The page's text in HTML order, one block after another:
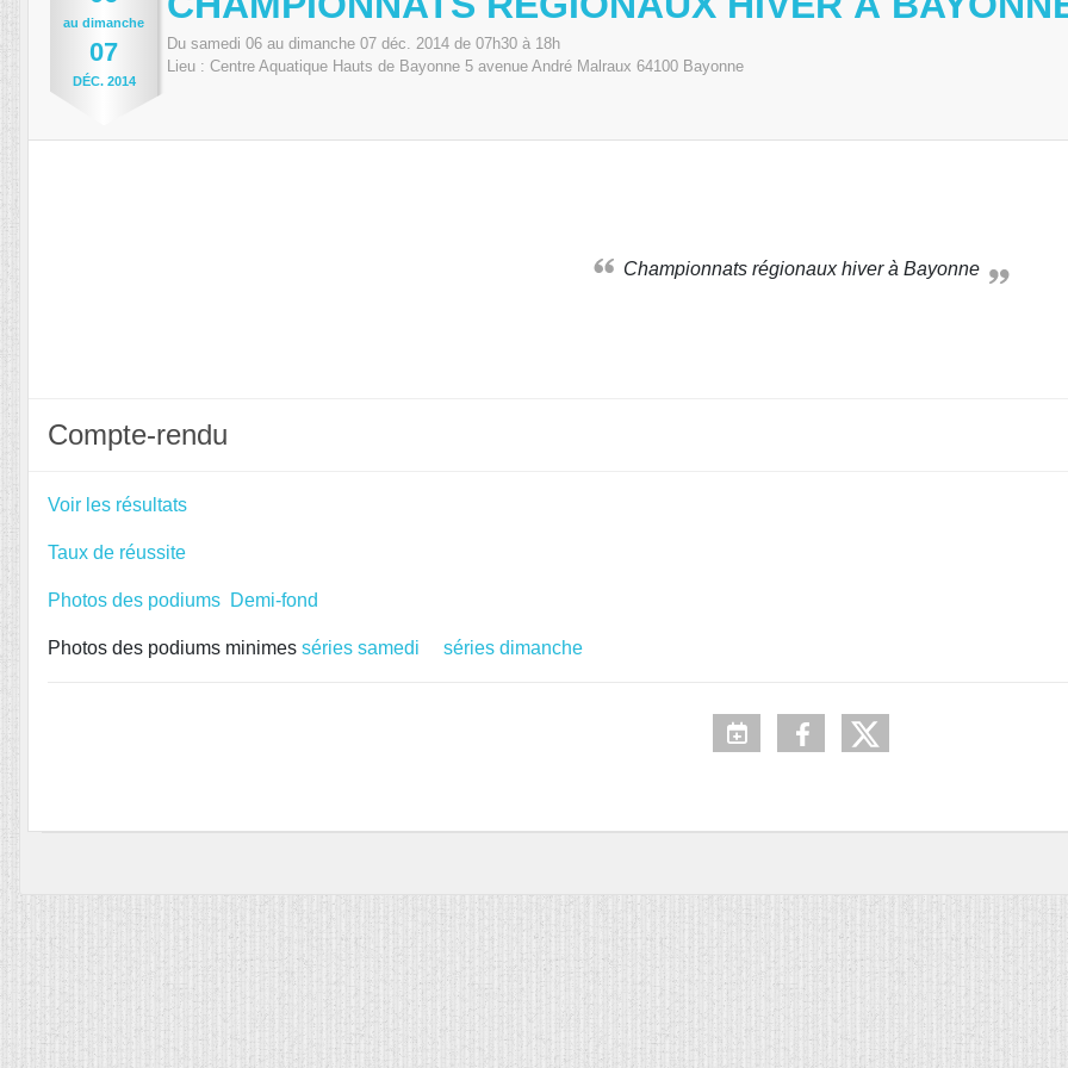
au dimanche
07
DÉC. 2014
Du samedi 06 au dimanche 07 déc. 2014 de 07h30 à 18h
Lieu : Centre Aquatique Hauts de Bayonne 5 avenue André Malraux 64100 Bayonne
Championnats régionaux hiver à Bayonne
Compte-rendu
Voir les résultats
Taux de réussite
Photos des podiums Demi-fond
Photos des podiums minimes séries samedi séries dimanche